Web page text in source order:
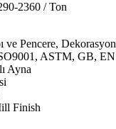
2360 / Ton
ve Pencere, Dekorasyon
ASTM, GB, EN
Ayna
Finish